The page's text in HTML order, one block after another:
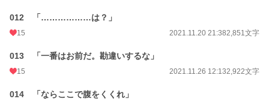
012 「………………は？」
15 2021.11.20 21:382,851文字
013 「一番はお前だ。勘違いするな」
15 2021.11.26 12:132,922文字
014 「ならここで腹をくくれ」